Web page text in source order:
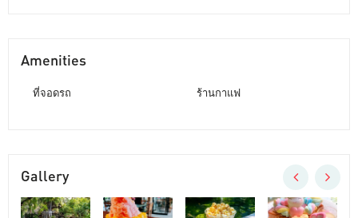
Amenities
ที่จอดรถ ร้านกาแฟ
Gallery